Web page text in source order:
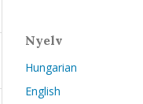
Nyelv
Hungarian
English